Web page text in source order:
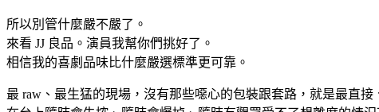
所以別管什麼嚴不嚴了。
來看 JJ 良品。演員我幫你們挑好了。
相信我的喜劇品味比什麼嚴選標準更可靠。
最 raw、最生猛的現場，沒有那些噁心的包裝跟套路，就是最直接